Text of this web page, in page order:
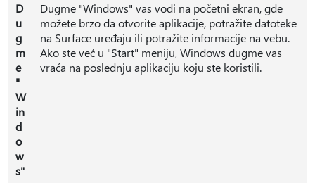
D
u
g
m
e
"
W
in
d
o
w
s"
Dugme "Windows" vas vodi na početni ekran, gde
možete brzo da otvorite aplikacije, potražite datoteke
na Surface uređaju ili potražite informacije na vebu.
Ako ste već u "Start" meniju, Windows dugme vas
vraća na poslednju aplikaciju koju ste koristili.